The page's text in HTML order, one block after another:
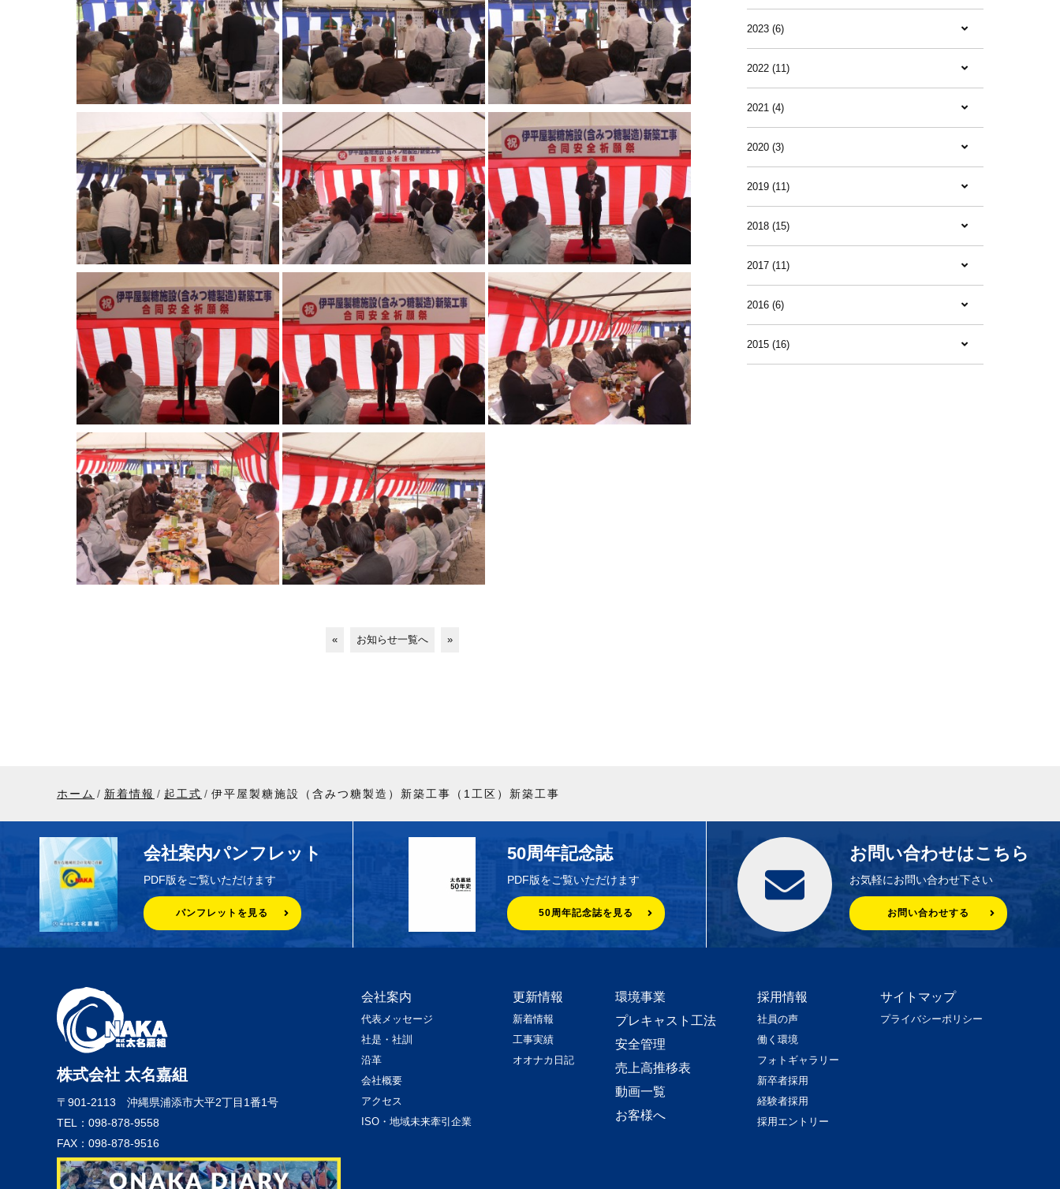
« お知らせ一覧へ »
2023 (6)
2022 (11)
2021 (4)
2020 (3)
2019 (11)
2018 (15)
2017 (11)
2016 (6)
2015 (16)
ホーム 新着情報 起工式 伊平屋製糖施設（含みつ糖製造）新築工事（1工区）新築工事
会社案内パンフレット
PDF版をご覧いただけます
パンフレットを見る
50周年記念誌
PDF版をご覧いただけます
50周年記念誌を見る
お問い合わせはこちら
お気軽にお問い合わせ下さい
お問い合わせする
株式会社 太名嘉組
〒901-2113 沖縄県浦添市大平2丁目1番1号
TEL：098-878-9558
FAX：098-878-9516
会社案内
代表メッセージ
社是・社訓
沿革
会社概要
アクセス
ISO・地域未来牽引企業
更新情報
新着情報
工事実績
オオナカ日記
環境事業
プレキャスト工法
安全管理
売上高推移表
動画一覧
お客様へ
採用情報
社員の声
働く環境
フォトギャラリー
新卒者採用
経験者採用
採用エントリー
サイトマップ
プライバシーポリシー